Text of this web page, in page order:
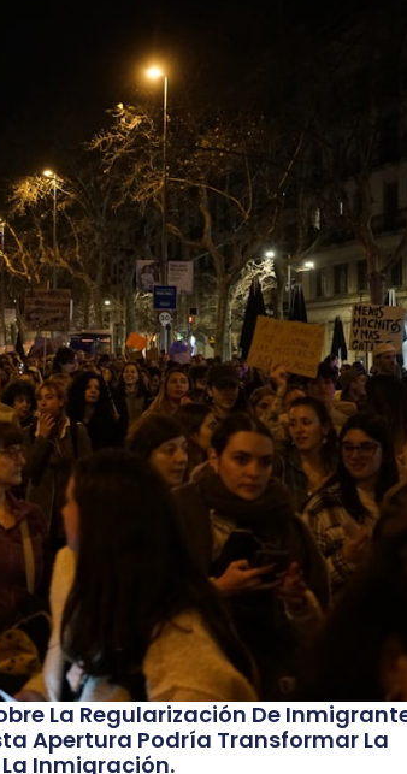
La Regularización De
Apertura Podría Transformar La
Inmigración.